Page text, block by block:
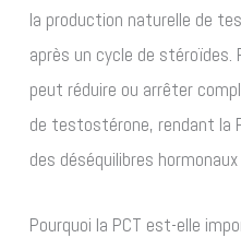
la production naturelle de
après un cycle de stéroïdes.
peut réduire ou arrêter
de testostérone, rendant la
des déséquilibres
Pourquoi la PCT est-elle